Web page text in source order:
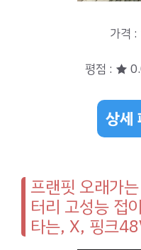
가격 :
평점 : ★
상세
프랜핏 오래가
터리 고성능 접
타는, X, 핑크